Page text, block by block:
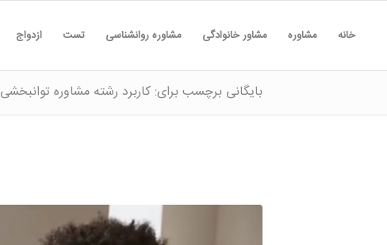
خانه مشاوره مشاور خانوادگی مشاوره روانشناسی تست ازدواج
بایگانی برچسب برای: کاربرد رشته مشاوره توانبخشی